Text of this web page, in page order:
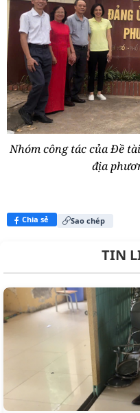
Nhóm công tác của Đề
địa
Chia sẻ Sao chép
TIN